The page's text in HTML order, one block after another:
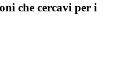
che cercavi per i